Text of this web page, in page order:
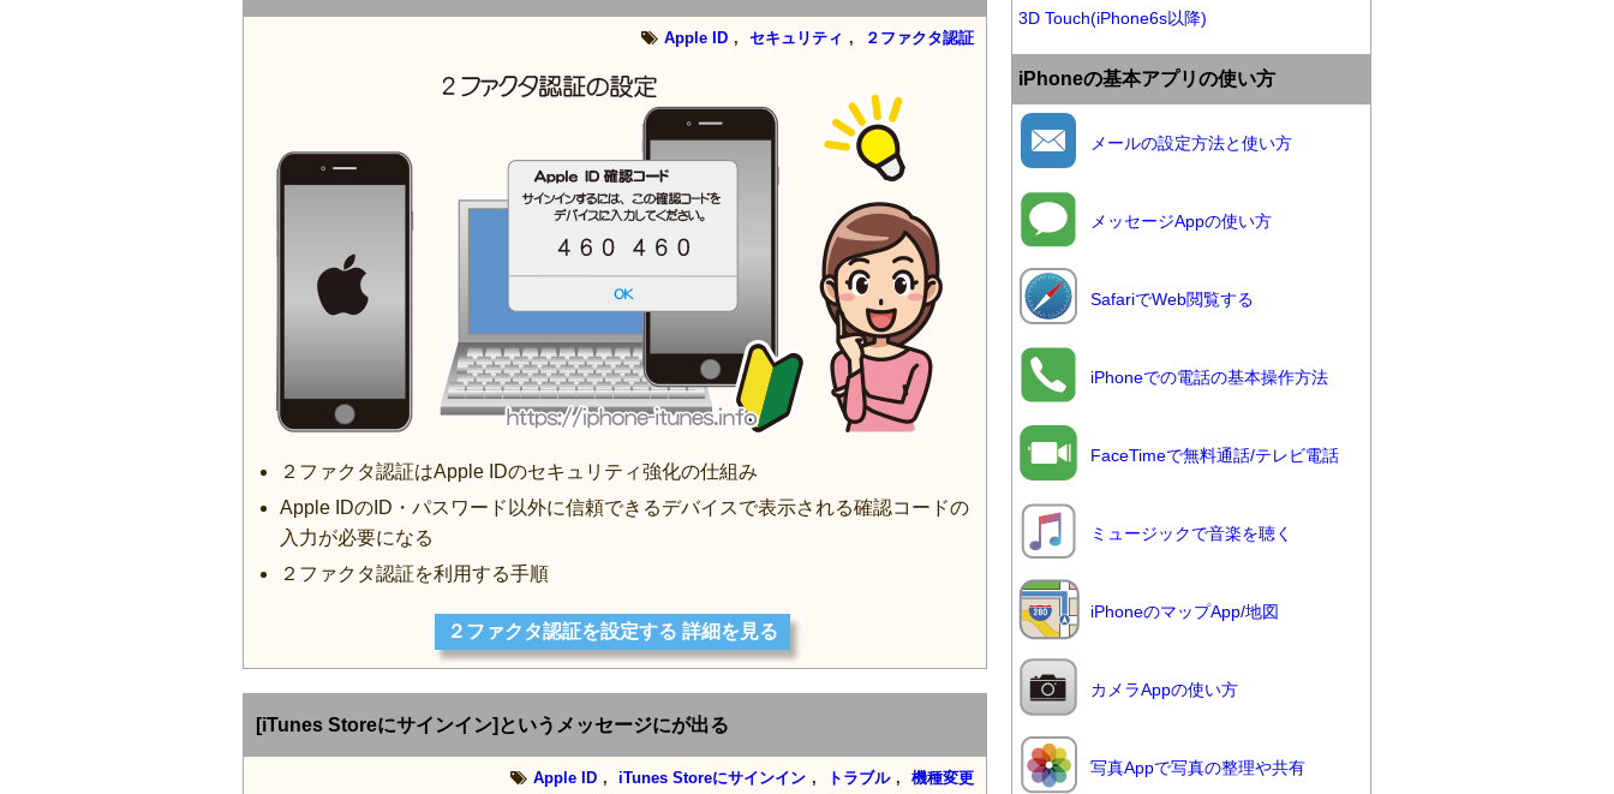
Apple ID , セキュリティ , ２ファクタ認証
２ファクタ認証はApple IDのセキュリティ強化の仕組み
Apple IDのID・パスワード以外に信頼できるデバイスで表示される確認コードの
入力が必要になる
２ファクタ認証を利用する手順
２ファクタ認証を設定する 詳細を見る
[iTunes Storeにサインイン]というメッセージにが出る
Apple ID , iTunes Storeにサインイン , トラブル , 機種変更
3D Touch(iPhone6s以降)
iPhoneの基本アプリの使い方
メールの設定方法と使い方
メッセージAppの使い方
SafariでWeb閲覧する
iPhoneでの電話の基本操作方法
FaceTimeで無料通話/テレビ電話
ミュージックで音楽を聴く
iPhoneのマップApp/地図
カメラAppの使い方
写真Appで写真の整理や共有